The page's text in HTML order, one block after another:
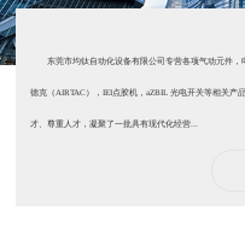
东莞市均钛自动化设备有限公司专营各项气动元件，
德克（AIRTAC），IEI点胶机，aZBIL 光电开关等相关
才、尊重人才，凝聚了一批具有现代化经营...